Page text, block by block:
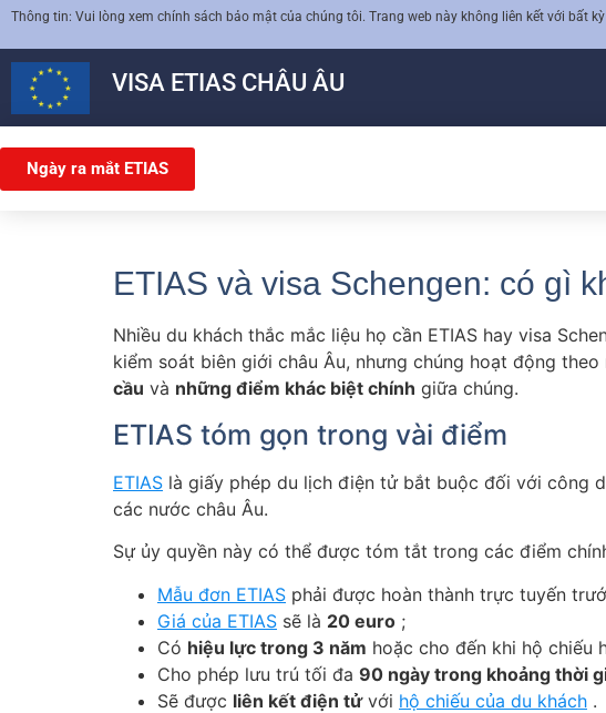
Thông tin: Vui lòng xem chính sách bảo mật của chúng tôi. Trang web này không liên kết với bất
VISA ETIAS CHÂU ÂU
Ngày ra mắt ETIAS
ETIAS và visa Schengen: có gì
Nhiều du khách thắc mắc liệu họ cần ETIAS hay visa
kiểm soát biên giới châu Âu, nhưng chúng hoạt động theo
cầu và những điểm khác biệt chính giữa chúng.
ETIAS tóm gọn trong vài điểm
ETIAS là giấy phép du lịch điện tử bắt buộc đối với công
các nước châu Âu.
Sự ủy quyền này có thể được tóm tắt trong các điểm
Mẫu đơn ETIAS phải được hoàn thành trực tuyến
Giá của ETIAS sẽ là 20 euro ;
Có hiệu lực trong 3 năm hoặc cho đến khi hộ chiếu
Cho phép lưu trú tối đa 90 ngày trong khoảng thời
Sẽ được liên kết điện tửvới hộ chiếu của du khách .